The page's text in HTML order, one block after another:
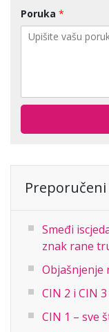
Poruka *
Smeđi
znak rane
Objašnjenje
CIN 2 i CIN
CIN 1 – sve